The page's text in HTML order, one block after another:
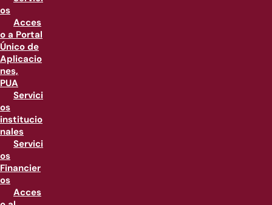
os
Acces
o a Portal
Único de
Aplicacio
nes,
PUA
Servici
os
institucio
nales
Servici
os
Financier
os
Acces